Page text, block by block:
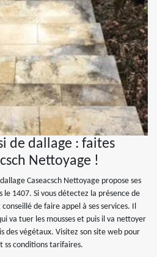
de dallage : faites
Nettoyage !
Caseacsch Nettoyage propose ses
le 1407. Si vous détectez la présence de
de faire appel à ses services. Il
va tuer les mousses et puis il va nettoyer
des végétaux. Visitez son site web pour
ss conditions tarifaires.